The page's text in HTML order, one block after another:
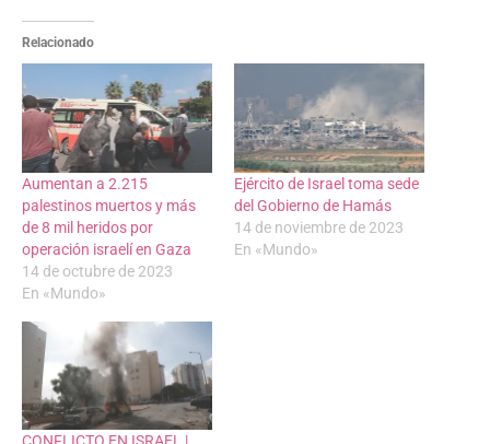
Relacionado
Aumentan a 2.215
palestinos muertos y más
de 8 mil heridos por
operación israelí en Gaza
14 de octubre de 2023
En «Mundo»
Ejército de Israel toma sede
del Gobierno de Hamás
14 de noviembre de 2023
En «Mundo»